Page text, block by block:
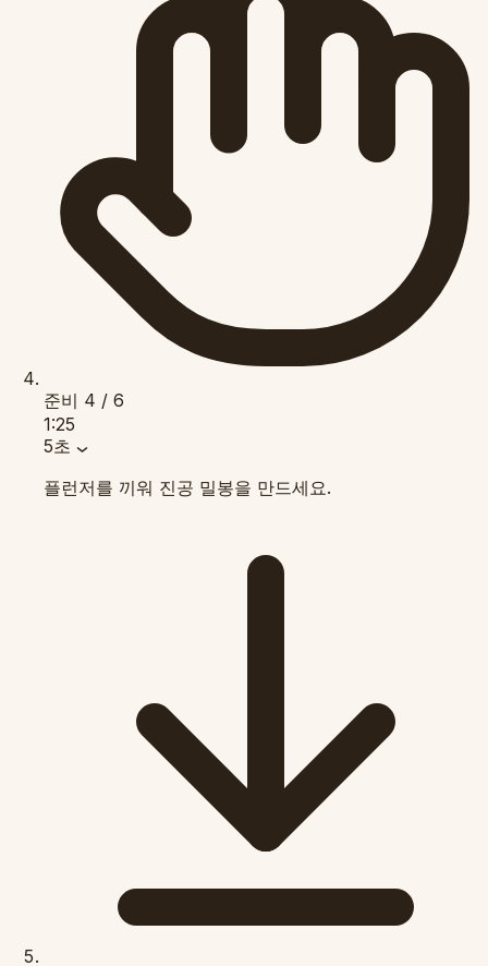
준비 4 / 6
1:25
5초
플런저를 끼워 진공 밀봉을 만드세요.